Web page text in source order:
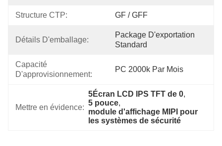
Structure CTP: GF / GFF
Détails D'emballage:
Package D'exportation
Standard
Capacité
D'approvisionnement:
PC 2000k Par Mois
Mettre en évidence:
5Écran LCD IPS TFT de 0,
5 pouce,
module d'affichage MIPI pour
les systèmes de sécurité